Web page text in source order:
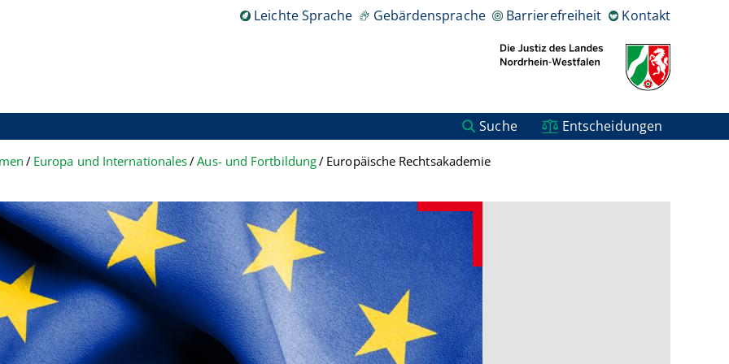
Leichte Sprache Gebärdensprache Barrierefreiheit Kontakt
Suche Entscheidungen
Europa und Internationales Aus- und Fortbildung Europäische Rechtsakademie